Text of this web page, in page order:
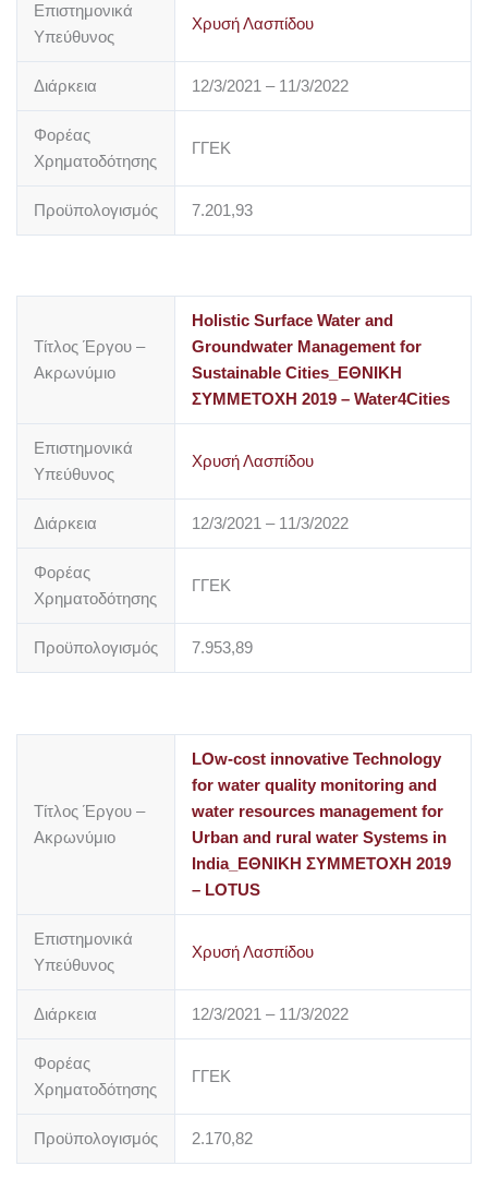
Επιστημονικά
Υπεύθυνος
Χρυσή Λασπίδου
Διάρκεια 12/3/2021 – 11/3/2022
Φορέας
Χρηματοδότησης
ΓΓΕK
Προϋπολογισμός 7.201,93
Τίτλος Έργου –
Ακρωνύμιο
Holistic Surface Water and
Groundwater Management for
Sustainable Cities_ΕΘΝΙΚΗ
ΣΥΜΜΕΤΟΧΗ 2019 – Water4Cities
Επιστημονικά
Υπεύθυνος
Χρυσή Λασπίδου
Διάρκεια 12/3/2021 – 11/3/2022
Φορέας
Χρηματοδότησης
ΓΓΕK
Προϋπολογισμός 7.953,89
Τίτλος Έργου –
Ακρωνύμιο
LOw-cost innovative Technology
for water quality monitoring and
water resources management for
Urban and rural water Systems in
India_ΕΘΝΙΚΗ ΣΥΜΜΕΤΟΧΗ 2019
– LOTUS
Επιστημονικά
Υπεύθυνος
Χρυσή Λασπίδου
Διάρκεια 12/3/2021 – 11/3/2022
Φορέας
Χρηματοδότησης
ΓΓΕK
Προϋπολογισμός 2.170,82